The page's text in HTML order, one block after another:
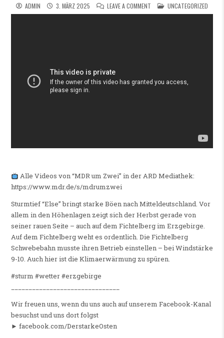
ADMIN 3. MÄRZ 2025 LEAVE A COMMENT ON SACHSEN:
POSTED IN
UNCATEGORIZED
Alle Videos von “MDR um Zwei” in der ARD Mediathek:
https://www.mdr.de/s/mdrumzwei
Sturmtief “Else” bringt starke Böen nach Mitteldeutschland. Vor
allem in den Höhenlagen zeigt sich der Herbst gerade von
seiner rauen Seite – auch auf dem Fichtelberg im Erzgebirge.
Auf dem Fichtelberg weht es ordentlich. Die Fichtelberg
Schwebebahn musste ihren Betrieb einstellen – bei Windstärke
9-10. Auch hier ist die Klimaerwärmung zu spüren.
#sturm #wetter #erzgebirge
Wir freuen uns, wenn du uns auch auf unserem Facebook-Kanal
besuchst und uns dort folgst
► facebook.com/DerstarkeOsten